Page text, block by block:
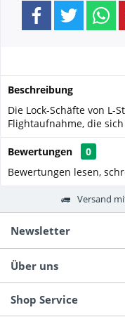
Beschreibung
Die Lock-Schäfte von L-
Flightaufnahme, die
Bewertungen
0
Bewertungen lesen,
Versand
Newsletter
Über uns
Shop Service